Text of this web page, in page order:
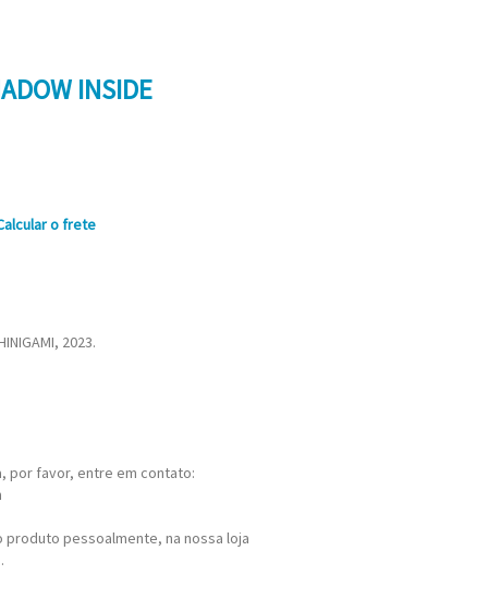
INSIDE
o frete
2023.
por favor, entre em contato:
pessoalmente, na nossa loja